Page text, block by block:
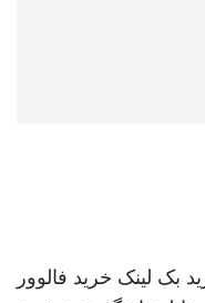
بک لینک خرید فالوور